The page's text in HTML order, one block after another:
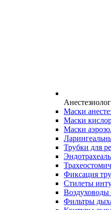
Маски
Маски
Маски
Трубки для
Фиксация
Стилеты
Воздуховоды
Фильтры